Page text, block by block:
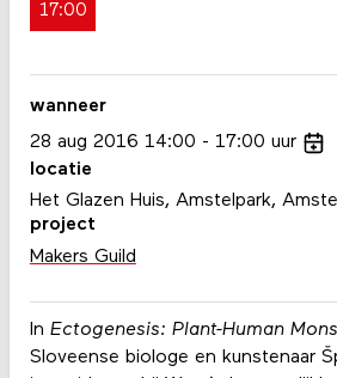
17:00
In Ectogenesis: Plant-Human
Sloveense biologe en kunstenaar
wanneer
28 aug 2016 14:00 17:00 uur
locatie
Het Glazen Huis, Amstelpark,
project
Makers Guild